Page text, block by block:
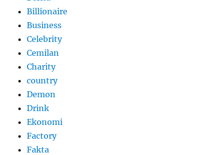
Billionaire
Business
Celebrity
Cemilan
Charity
country
Demon
Drink
Ekonomi
Factory
Fakta